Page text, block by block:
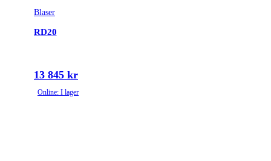
Blaser
RD20
13 845 kr
Online: I lager